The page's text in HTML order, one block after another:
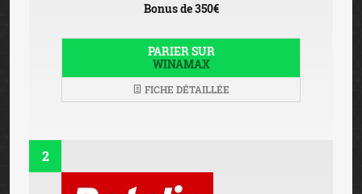
Bonus de 350€
PARIER SUR
WINAMAX
FICHE DÉTAILLÉE
2